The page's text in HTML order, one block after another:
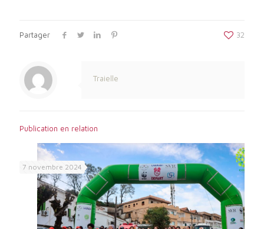
Partager 32
Traielle
Publication en relation
7 novembre 2024